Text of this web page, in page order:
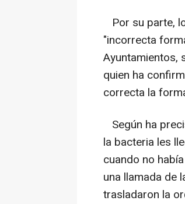
Por su parte,
"incorrecta
Ayuntamientos,
quien ha
correcta la
Según ha
la bacteria les
cuando no
una llamada de
trasladaron la